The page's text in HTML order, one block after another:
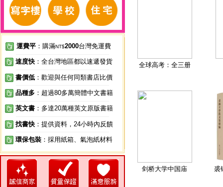
運費平 ：購滿NT$2000台灣免運費
速度快 ：全台灣地區都以速遞發貨
書價低 ：歡迎與任何同類書店比價
品種多 ：超過80多萬簡體中文書籍
英文書 ：多達20萬種英文原版書籍
找書快 ：提供資料，24小時內反饋
環保包裝 ：採用紙箱、氣泡紙材料
全球高考：全三册
剑桥大学中国庙 裘